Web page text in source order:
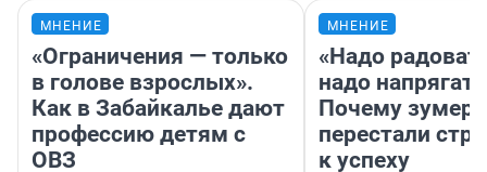
МНЕНИЕ
«Ограничения — только
в голове взрослых».
Как в Забайкалье дают
профессию детям с
ОВЗ
МНЕНИЕ
«Надо
надо
Почему
перестали
к успеху